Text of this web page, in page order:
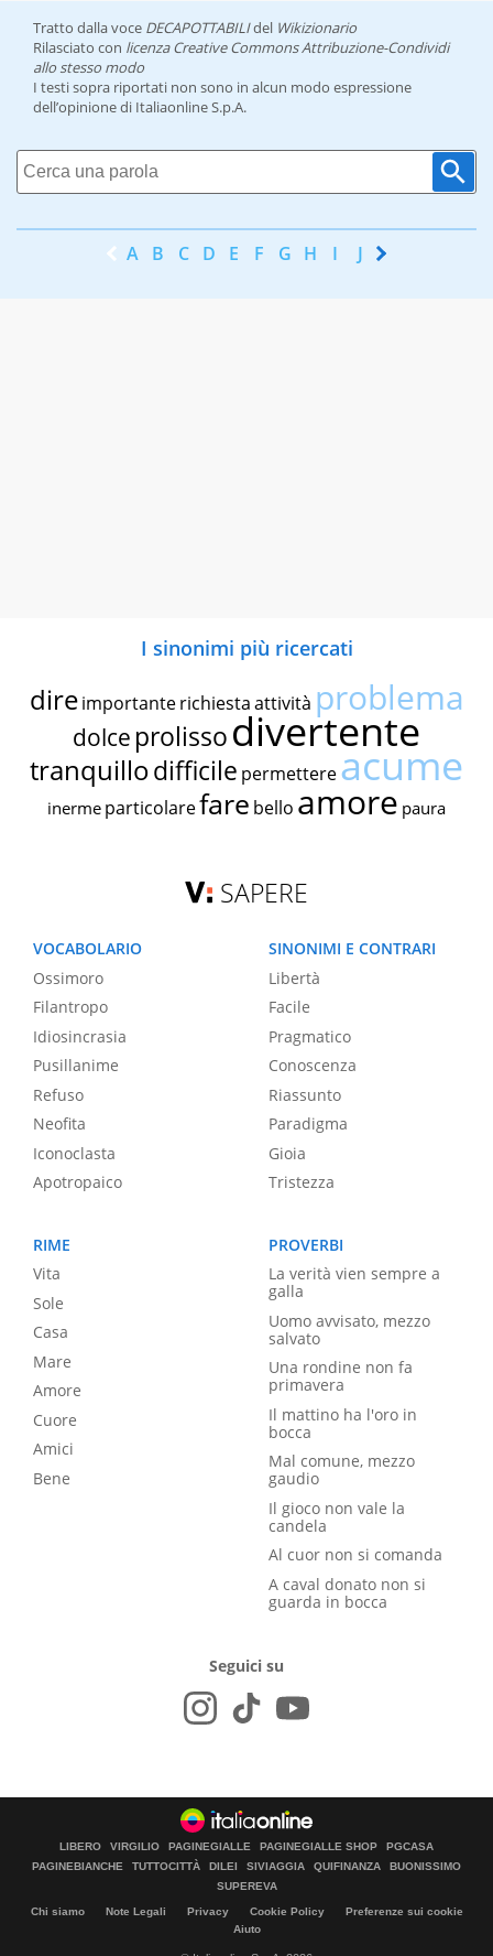
Tratto dalla voce DECAPOTTABILIdel Wikizionario
Rilasciato con licenza Creative Commons Attribuzione-Condividi
allo stesso modo
I testi sopra riportati non sono in alcun modo espressione
dell’opinione di Italiaonline S.p.A.
A B C D E F G H I J K
I sinonimi più ricercati
dire importante richiestaattività problema
dolce prolissodivertente
tranquillodifficile permettereacume
inerme particolarefare bello amore paura
SAPERE
VOCABOLARIO
Ossimoro
Filantropo
Idiosincrasia
Pusillanime
Refuso
Neofita
Iconoclasta
Apotropaico
SINONIMI E CONTRARI
Libertà
Facile
Pragmatico
Conoscenza
Riassunto
Paradigma
Gioia
Tristezza
RIME
Vita
Sole
Casa
Mare
Amore
Cuore
Amici
Bene
PROVERBI
La verità vien sempre a
galla
Uomo avvisato, mezzo
salvato
Una rondine non fa
primavera
Il mattino ha l'oro in
bocca
Mal comune, mezzo
gaudio
Il gioco non vale la
candela
Al cuor non si comanda
A caval donato non si
guarda in bocca
Seguici su
LIBERO VIRGILIO PAGINEGIALLE PAGINEGIALLE SHOP
PGCASA
PAGINEBIANCHE
TUTTOCITTÀ DILEI SIVIAGGIA QUIFINANZA
BUONISSIMO
SUPEREVA
Chi siamo Note Legali Privacy Cookie Policy
Preferenze sui cookie
Aiuto